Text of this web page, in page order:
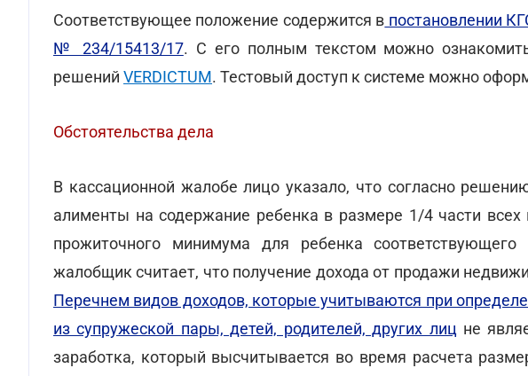
Соответствующее положение содержится в постановлении
№ 234/15413/17. С его полным текстом можно
решений VERDICTUM. Тестовый доступ к системе можно
Обстоятельства дела
В кассационной жалобе лицо указало, что согласно
алименты на содержание ребенка в размере 1/4 части
прожиточного минимума для ребенка
жалобщик считает, что получение дохода от продажи
Перечнем видов доходов, которые учитываются при
из супружеской пары, детей, родителей, других лиц не
заработка, который высчитывается во время расчета